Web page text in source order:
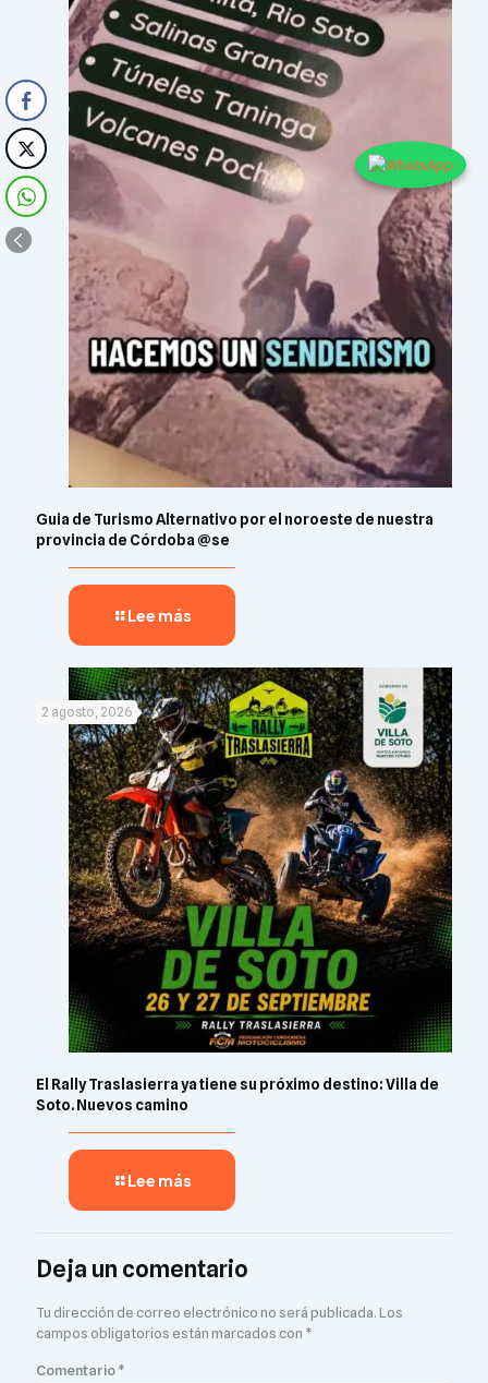
Guia de Turismo Alternativo por el noroeste de nuestra
provincia de Córdoba @se
Lee más
2 agosto, 2026
El Rally Traslasierra ya tiene su próximo destino: Villa de
Soto. Nuevos camino
Lee más
Deja un comentario
Tu dirección de correo electrónico no será publicada.Los
campos obligatorios están marcados con *
Comentario*